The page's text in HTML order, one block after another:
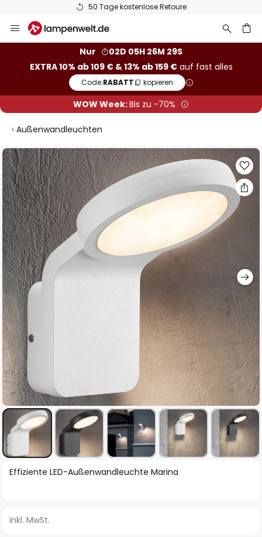
50 Tage kostenlose Retoure
Inhalt
Nur
02D 05H 26M 28S
EXTRA 10% ab 109 € & 13% ab 159 €auf fast alles
Code:RABATT kopieren
WOW Week:Bis zu -70%
Außenwandleuchten
Zum
Ende
der
Bildgalerie
springen
Zum
springen
Effiziente LED-Außenwandleuchte Marina
inkl. MwSt.